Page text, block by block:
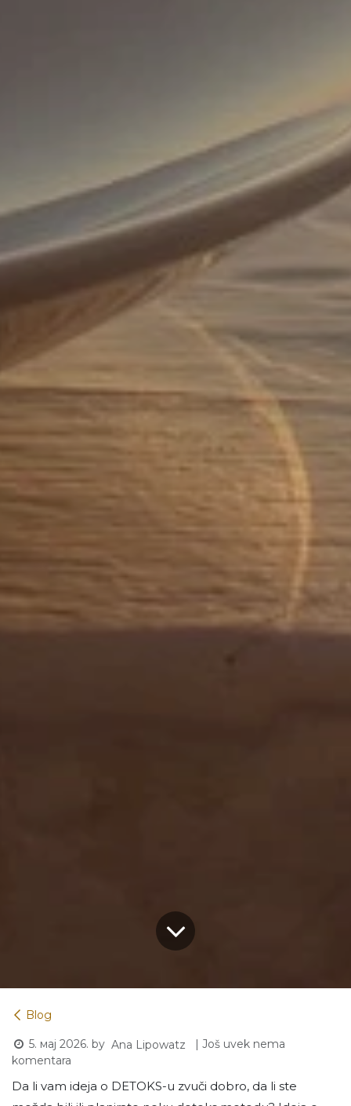
Blog
5. мај 2026. by Ana Lipowatz
| Još uvek nema
komentara
Da li vam ideja o DETOKS-u zvuči dobro, da li ste